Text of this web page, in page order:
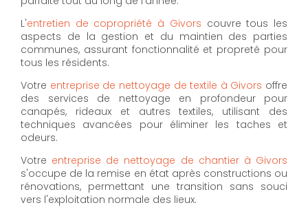
L'entretien de copropriété à Givors couvre tous les
aspects de la gestion et du maintien des parties
communes, assurant fonctionnalité et propreté pour
tous les résidents.
Votre entreprise de nettoyage de textile à Givors offre
des services de nettoyage en profondeur pour
canapés, rideaux et autres textiles, utilisant des
techniques avancées pour éliminer les taches et
odeurs.
Votre entreprise de nettoyage de chantier à Givors
s'occupe de la remise en état après constructions ou
rénovations, permettant une transition sans souci
vers l'exploitation normale des lieux.